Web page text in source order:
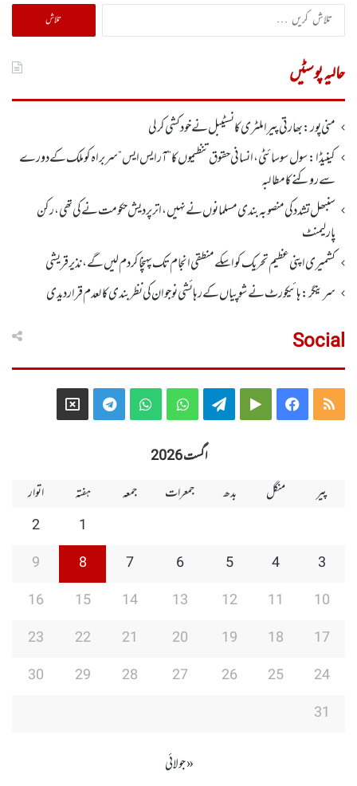
تلاش
کریں
حالیہ پوسٹیں
منی پور: بھارتی پیرا ملٹری کانسٹیبل نے خود کشی کر لی
کینیڈا: سول سوسائٹی ، انسانی حقوق تنظیموں کا ”آر ایس ایس” سربراہ کو ملک کے دورے
سے روکنے کا مطالبہ
سنبھل تشدد کی منصوبہ بندی مسلمانوں نے نہیں ، اتر پردیش حکومت نے کی تھی، رکن
پارلیمنٹ
کشمیری اپنی عظیم تحریک کو اسکے منطقی انجام تک پہنچا کر دم لیں گے، نذیر قریشی
سرینگر:ہائیکورٹ نے شوپیاں کے رہائشی نوجوان کی نظربندی کالعدم قرار دیدی
Social
RSS
Facebook
Google
Telegram
WhatsApp
WhatsApp
Telegram
X
اگست 2026
پیر
منگل بدھ جمعرات جمعہ ہفتہ
اتوار
1
2
3
4
5
6
7
8
9
10
11
12
13
14
15
16
17
18
19
20
21
22
23
24
25
26
27
28
29
30
31
« جولائی